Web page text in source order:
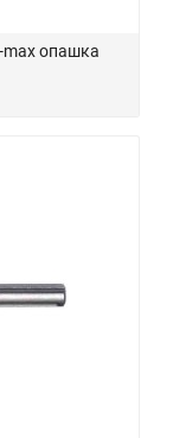
max опашка